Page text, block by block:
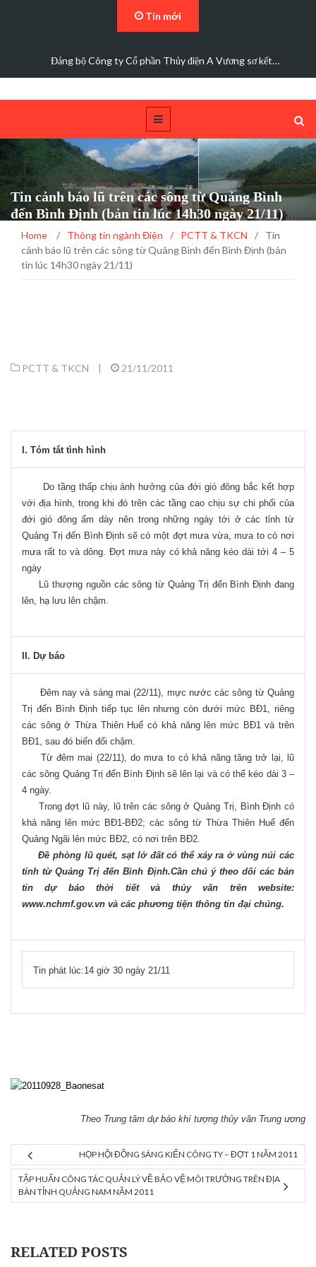
Tin mới
Các trường hợp điện mặt trời mái nhà được bán điện dư
Tin cảnh báo lũ trên các sông từ Quảng Bình
đến Bình Định (bản tin lúc 14h30 ngày 21/11)
Home / Thông tin ngành Điện / PCTT & TKCN /
Tin
cảnh báo lũ trên các sông từ Quảng Bình đến Bình Định (bản
tin lúc 14h30 ngày 21/11)
PCTT & TKCN | 21/11/2011
I. Tóm tắt tình hình
Do tầng thấp chịu ảnh hưởng của đới gió đông bắc kết hợp
với địa hình, trong khi đó trên các tầng cao chịu sự chi phối của
đới gió đông ẩm dày nên trong những ngày tới ở các tỉnh từ
Quảng Trị đến Bình Định sẽ có một đợt mưa vừa, mưa to có nơi
mưa rất to và dông. Đợt mưa này có khả năng kéo dài tới 4 – 5
ngày
Lũ thượng nguồn các sông từ Quảng Trị đến Bình Định đang
lên, hạ lưu lên chậm.
II. Dự báo
Đêm nay và sáng mai (22/11), mực nước các sông từ Quảng
Trị đến Bình Định tiếp tục lên nhưng còn dưới mức BĐ1, riêng
các sông ở Thừa Thiên Huế có khả năng lên mức BĐ1 và trên
BĐ1, sau đó biến đổi chậm.
Từ đêm mai (22/11), do mưa to có khả năng tăng trở lại, lũ
các sông Quảng Trị đến Bình Định sẽ lên lại và có thể kéo dài 3 –
4 ngày.
Trong đợt lũ này, lũ trên các sông ở Quảng Trị, Bình Định có
khả năng lên mức BĐ1-BĐ2; các sông từ Thừa Thiên Huế đến
Quảng Ngãi lên mức BĐ2, có nơi trên BĐ2.
Đề phòng lũ quét, sạt lở đất có thể xảy ra ở vùng núi các
tỉnh từ Quảng Trị đến Bình Định.Cần chú ý theo dõi các bản
tin dự báo thời tiết và thủy văn trên website:
www.nchmf.gov.vn và các phương tiện thông tin đại chúng.
Tin phát lúc:14 giờ 30 ngày 21/11
Theo Trung tâm dự báo khí tượng thủy văn Trung ương
HỌP HỘI ĐỒNG SÁNG KIẾN CÔNG TY – ĐỢT 1 NĂM 2011
TẬP HUẤN CÔNG TÁC QUẢN LÝ VỀ BẢO VỆ MÔI TRƯỜNG TRÊN ĐỊA
BÀN TỈNH QUẢNG NAM NĂM 2011
RELATED POSTS